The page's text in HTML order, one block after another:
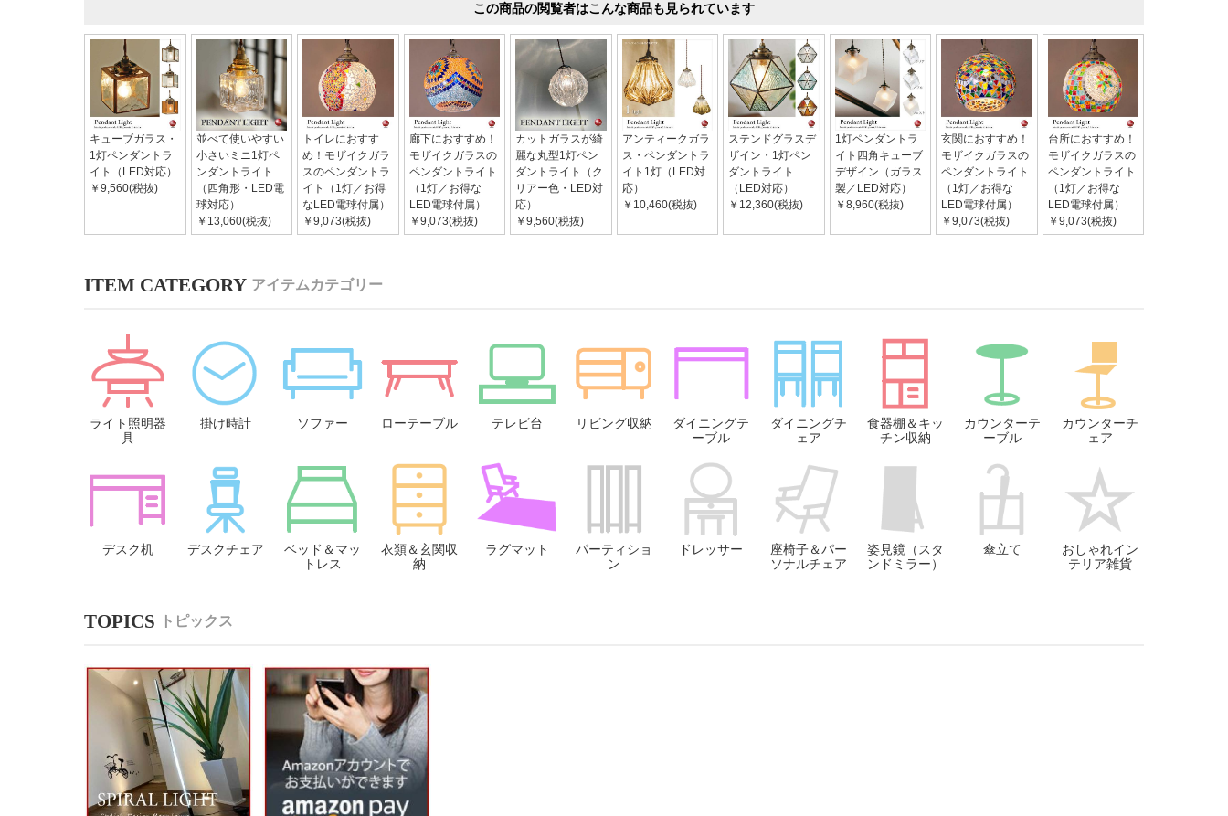
この商品の閲覧者はこんな商品も見られています
キューブガラス・
1灯ペンダントラ
イト（LED対応）
￥9,560(税抜)
並べて使いやすい
小さいミニ1灯ペ
ンダントライト
（四角形・LED電
球対応）
￥13,060(税抜)
トイレにおすす
め！モザイクガラ
スのペンダントラ
イト（1灯／お得
なLED電球付属）
￥9,073(税抜)
廊下におすすめ！
モザイクガラスの
ペンダントライト
（1灯／お得な
LED電球付属）
￥9,073(税抜)
カットガラスが綺
麗な丸型1灯ペン
ダントライト（ク
リアー色・LED対
応）
￥9,560(税抜)
アンティークガラ
ス・ペンダントラ
イト1灯（LED対
応）
￥10,460(税抜)
ステンドグラスデ
ザイン・1灯ペン
ダントライト
（LED対応）
￥12,360(税抜)
1灯ペンダントラ
イト四角キューブ
デザイン（ガラス
製／LED対応）
￥8,960(税抜)
玄関におすすめ！
モザイクガラスの
ペンダントライト
（1灯／お得な
LED電球付属）
￥9,073(税抜)
台所におすすめ！
モザイクガラスの
ペンダントライト
（1灯／お得な
LED電球付属）
￥9,073(税抜)
アイテムカテゴリー
ライト照明器
具
掛け時計 ソファー ローテーブル テレビ台 リビング収納
ダイニングテ
ーブル
ダイニングチ
ェア
食器棚＆キッ
チン収納
カウンターテ
ーブル
カウンターチ
ェア
デスク机 デスクチェア
ベッド＆マッ
トレス
衣類＆玄関収
納
ラグマット
パーティショ
ン
ドレッサー
座椅子＆パー
ソナルチェア
姿見鏡（スタ
ンドミラー）
傘立て
おしゃれイン
テリア雑貨
トピックス